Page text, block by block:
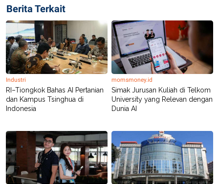
R
I
S
N
G
K
G
M
E
D
I
A
.
SITEMAPPROFILETERM
OF
USE
Berita Terkait
Industri
RI–Tiongkok Bahas AI Pertanian
dan Kampus Tsinghua di
Indonesia
momsmoney.id
Simak Jurusan Kuliah di Telkom
University yang Relevan dengan
Dunia AI